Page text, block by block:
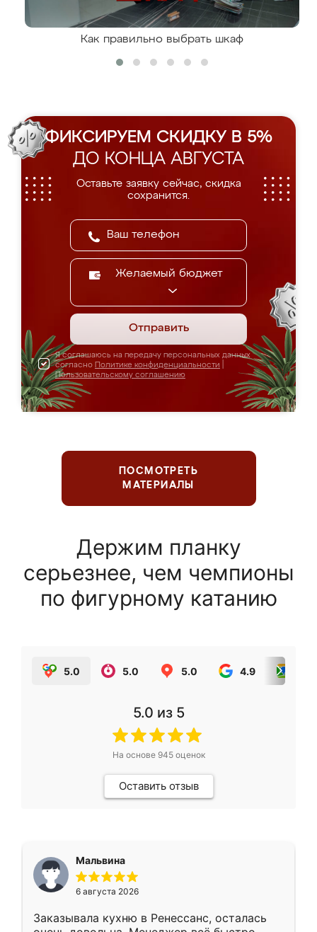
Как правильно выбрать шкаф
ФИКСИРУЕМ СКИДКУ В 5%
ДО КОНЦА АВГУСТА
Оставьте заявку сейчас, скидка
сохранится.
Желаемый бюджет
Отправить
Я соглашаюсь на передачу персональных данных
согласно Политике конфиденциальности
Пользовательскому соглашению
ПОСМОТРЕТЬ
МАТЕРИАЛЫ
Держим планку
серьезнее, чем чемпионы
по фигурному катанию
5.0 5.0 5.0 4.9
5.0 из 5
На основе 945оценок
Оставить отзыв
Мальвина
6 августа 2026
Заказывала кухню в Ренессанс, осталась